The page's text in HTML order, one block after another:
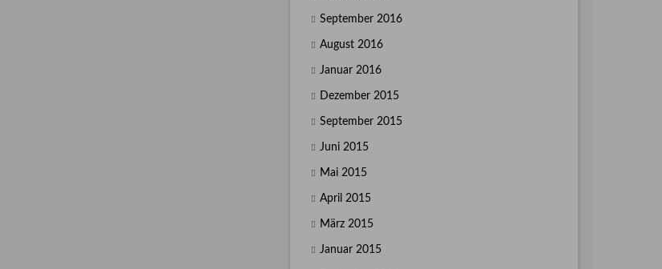
September 2016
August 2016
Januar 2016
Dezember 2015
September 2015
Juni 2015
Mai 2015
April 2015
März 2015
Januar 2015